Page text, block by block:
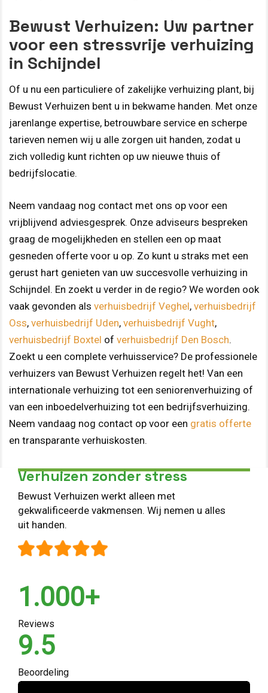
Bewust Verhuizen: Uw partner
voor een stressvrije verhuizing
in Schijndel
Of u nu een particuliere of zakelijke verhuizing plant, bij
Bewust Verhuizen bent u in bekwame handen. Met onze
jarenlange expertise, betrouwbare service en scherpe
tarieven nemen wij u alle zorgen uit handen, zodat u
zich volledig kunt richten op uw nieuwe thuis of
bedrijfslocatie.
Neem vandaag nog contact met ons op voor een
vrijblijvend adviesgesprek. Onze adviseurs bespreken
graag de mogelijkheden en stellen een op maat
gesneden offerte voor u op. Zo kunt u straks met een
gerust hart genieten van uw succesvolle verhuizing in
Schijndel. En zoekt u verder in de regio? We worden ook
vaak gevonden als verhuisbedrijf Veghel, verhuisbedrijf
Oss, verhuisbedrijf Uden, verhuisbedrijf Vught,
verhuisbedrijf Boxtel of verhuisbedrijf Den Bosch.
Zoekt u een complete verhuisservice? De professionele
verhuizers van Bewust Verhuizen regelt het! Van een
internationale verhuizing tot een seniorenverhuizing of
van een inboedelverhuizing tot een bedrijfsverhuizing.
Neem vandaag nog contact op voor een gratis offerte
en transparante verhuiskosten.
Verhuizen zonder stress
Bewust Verhuizen werkt alleen met
gekwalificeerde vakmensen. Wij nemen u alles
uit handen.
1.000+
Reviews
9.5
Beoordeling